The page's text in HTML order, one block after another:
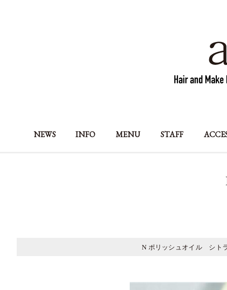
NEWS INFO MENU STAFF
N ポリッシュオイル シト